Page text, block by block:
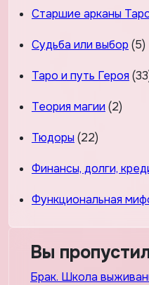
Старшие арканы
Судьба или выбор (5)
Таро и путь Героя
Теория магии (2)
Тюдоры (22)
Финансы, долги,
Функциональная
Вы
Брак. Школа